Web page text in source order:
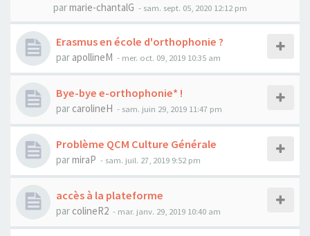
parmarie-chantalG - sam. sept. 05, 2020 12:12 pm
Erasmus en école d'orthophonie ?
par apollineM - mer. oct. 09, 2019 10:35 am
Bye-bye e-orthophonie* !
par carolineH - sam. juin 29, 2019 11:47 pm
Problème QCM Culture Générale
parmiraP - sam. juil. 27, 2019 9:52 pm
accès à la plateforme
par colineR2 - mar. janv. 29, 2019 10:40 am